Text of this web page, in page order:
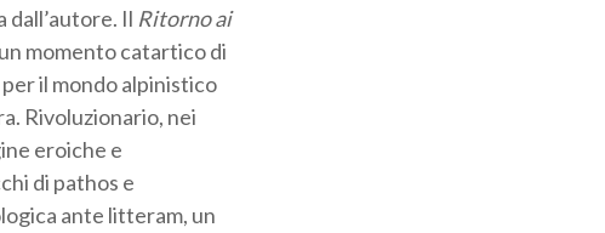
dall’autore. Il Ritorno ai
momento catartico di
il mondo alpinistico
Rivoluzionario, nei
eroiche e
di pathos e
ante litteram, un